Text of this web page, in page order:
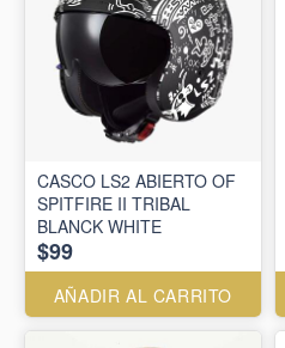
CASCO LS2 ABIERTO OF
SPITFIRE II TRIBAL
BLANCK WHITE
$99
AÑADIR AL CARRITO